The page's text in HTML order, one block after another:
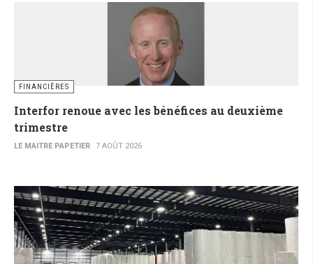
FINANCIÈRES
Interfor renoue avec les bénéfices au deuxième
trimestre
LE MAITRE PAPETIER 7 AOÛT 2026